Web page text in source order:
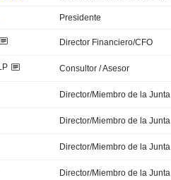
Presidente
Director Financiero/CFO
Consultor / Asesor
Director/Miembro de la Junta
Director/Miembro de la Junta
Director/Miembro de la Junta
Director/Miembro de la Junta